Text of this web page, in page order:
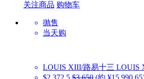
关注商品 购物车
抛售
当天购
LOUIS XIII/路易十三 LOUIS